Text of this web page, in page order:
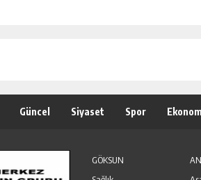
Güncel Siyaset Spor
GÖKSUN